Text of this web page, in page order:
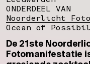
ONDERDEEL VAN
Noorderlicht
Ocean of
De 21ste
Fotomanifestatie